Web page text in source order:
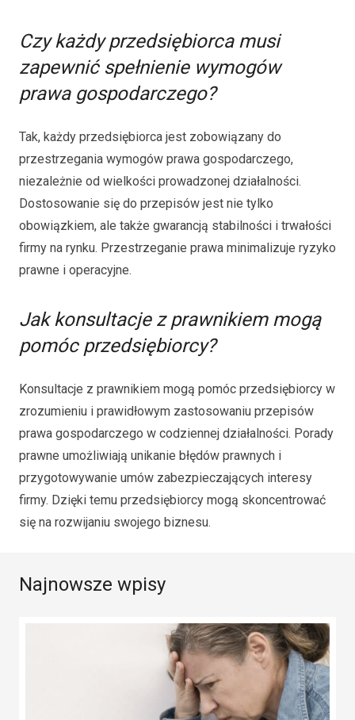
Czy każdy przedsiębiorca musi
zapewnić spełnienie wymogów
prawa gospodarczego?
Tak, każdy przedsiębiorca jest zobowiązany do
przestrzegania wymogów prawa gospodarczego,
niezależnie od wielkości prowadzonej działalności.
Dostosowanie się do przepisów jest nie tylko
obowiązkiem, ale także gwarancją stabilności i trwałości
firmy na rynku. Przestrzeganie prawa minimalizuje ryzyko
prawne i operacyjne.
Jak konsultacje z prawnikiem mogą
pomóc przedsiębiorcy?
Konsultacje z prawnikiem mogą pomóc przedsiębiorcy w
zrozumieniu i prawidłowym zastosowaniu przepisów
prawa gospodarczego w codziennej działalności. Porady
prawne umożliwiają unikanie błędów prawnych i
przygotowywanie umów zabezpieczających interesy
firmy. Dzięki temu przedsiębiorcy mogą skoncentrować
się na rozwijaniu swojego biznesu.
Najnowsze wpisy